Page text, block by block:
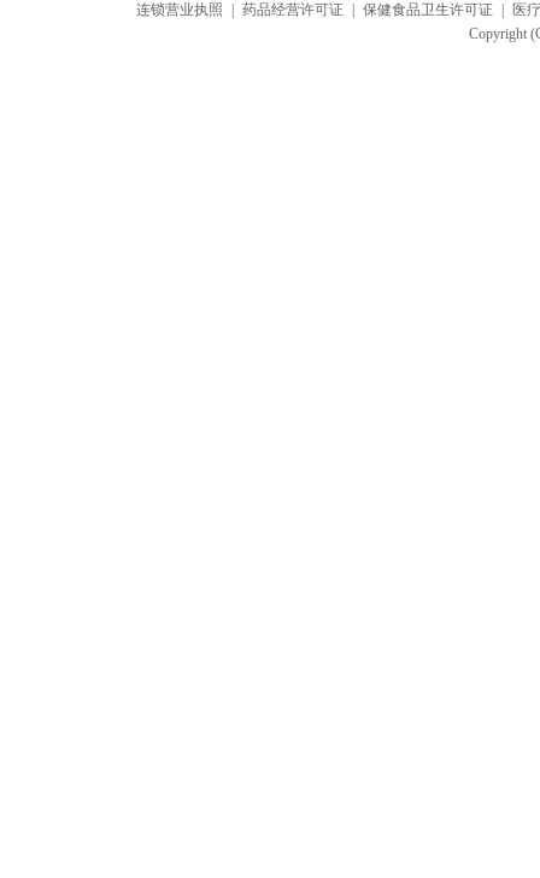
连锁营业执照
药品经营许可证 保健食品卫生许可证
医
Copyright